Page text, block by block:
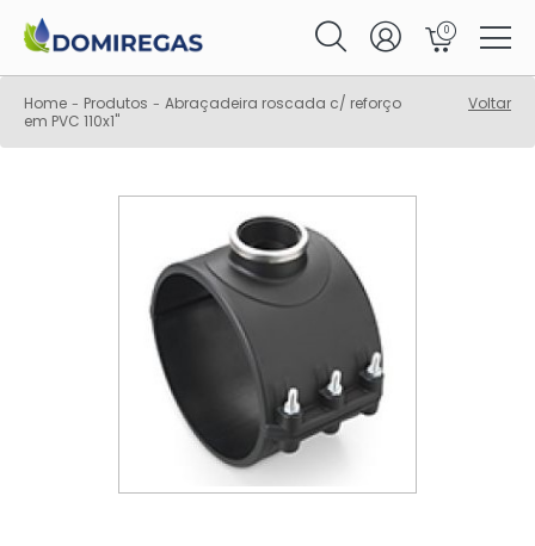
0
Home - Produtos - Abraçadeira roscada c/ reforço
em PVC 110x1"
Voltar